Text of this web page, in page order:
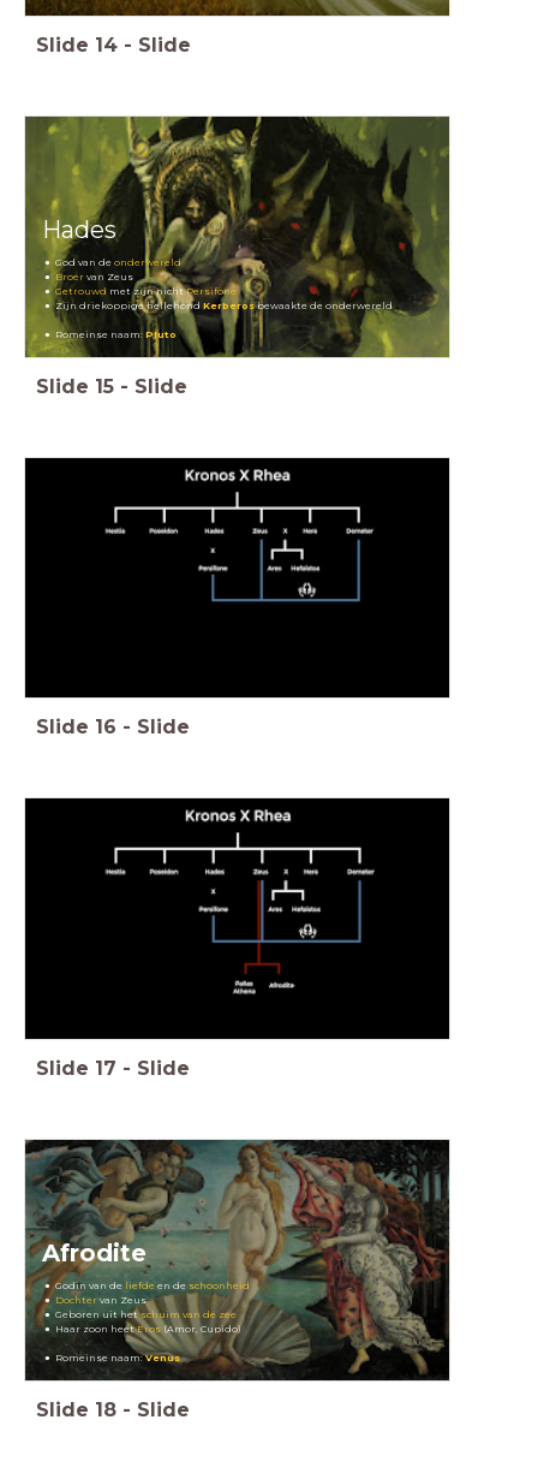
Slide 14 - Slide
Hades
God van deonderwereld
Broer van Zeus
Getrouwd met zijn nichtPersifone
Zijn driekoppige hellehondKerberosbewaakte de onderwereld
Romeinse naam:Pluto
Slide 15 - Slide
Slide 16 - Slide
Slide 17 - Slide
Afrodite
Godin van de liefde en de schoonheid
Dochter van Zeus
Geboren uit hetschuim van de zee
Haar zoon heetEros (Amor, Cupido)
Romeinse naam:Venus
Slide 18 - Slide